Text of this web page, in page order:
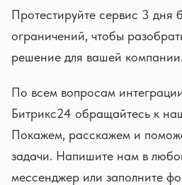
Протестируйте сервис 3 дня
ограничений, чтобы
решение для вашей компании.
По всем вопросам
Битрикс24 обращайтесь к
Покажем, расскажем и
задачи. Напишите нам в
мессенджер или заполните